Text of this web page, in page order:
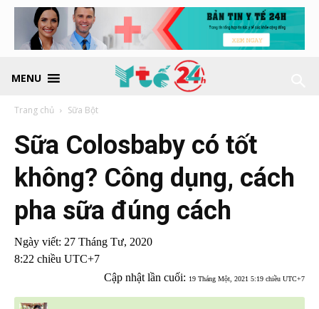
MENU
Trang chủ Sữa Bột
Sữa Colosbaby có tốt
không? Công dụng, cách
pha sữa đúng cách
Ngày viết: 27 Tháng Tư, 2020
8:22 chiều UTC+7
Cập nhật lần cuối: 19 Tháng Một, 2021 5:19 chiều UTC+7